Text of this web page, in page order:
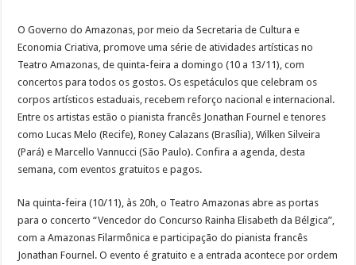
O Governo do Amazonas, por meio da Secretaria de Cultura e
Economia Criativa, promove uma série de atividades artísticas no
Teatro Amazonas, de quinta-feira a domingo (10 a 13/11), com
concertos para todos os gostos. Os espetáculos que celebram os
corpos artísticos estaduais, recebem reforço nacional e internacional.
Entre os artistas estão o pianista francês Jonathan Fournel e tenores
como Lucas Melo (Recife), Roney Calazans (Brasília), Wilken Silveira
(Pará) e Marcello Vannucci (São Paulo). Confira a agenda, desta
semana, com eventos gratuitos e pagos.
Na quinta-feira (10/11), às 20h, o Teatro Amazonas abre as portas
para o concerto “Vencedor do Concurso Rainha Elisabeth da Bélgica”,
com a Amazonas Filarmônica e participação do pianista francês
Jonathan Fournel. O evento é gratuito e a entrada acontece por ordem